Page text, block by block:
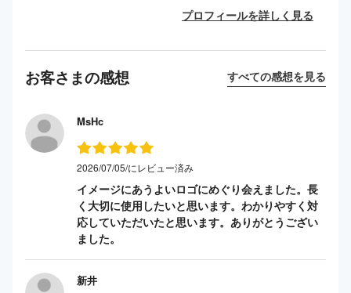
プロフィールを詳しく見る
お客さまの感想 すべての感想を見る
MsHc
2026/07/05/にレビュー済み
イメージにあうよいロゴにめぐり会えました。長
く大切に使用したいと思います。わかりやすく対
応していただいたと思います。ありがとうござい
ました。
新井